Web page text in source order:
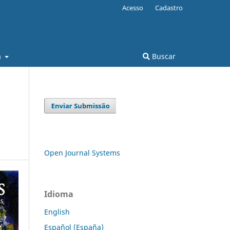
Buscar
Acesso Cadastro
Open Journal Systems
Idioma
English
Español (España)